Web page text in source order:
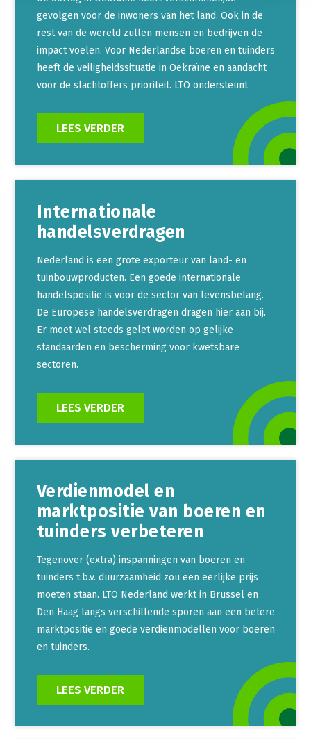
gevolgen voor de inwoners van het land. Ook in de
rest van de wereld zullen mensen en bedrijven de
impact voelen. Voor Nederlandse boeren en tuinders
heeft de veiligheidssituatie in Oekraïne en aandacht
voor de slachtoffers prioriteit. LTO ondersteunt
LEES VERDER
Internationale
handelsverdragen
Nederland is een grote exporteur van land- en
tuinbouwproducten. Een goede internationale
handelspositie is voor de sector van levensbelang.
De Europese handelsverdragen dragen hier aan bij.
Er moet wel steeds gelet worden op gelijke
standaarden en bescherming voor kwetsbare
sectoren.
LEES VERDER
Verdienmodel en
marktpositie van boeren en
tuinders verbeteren
Tegenover (extra) inspanningen van boeren en
tuinders t.b.v. duurzaamheid zou een eerlijke prijs
moeten staan. LTO Nederland werkt in Brussel en
Den Haag langs verschillende sporen aan een betere
marktpositie en goede verdienmodellen voor boeren
en tuinders.
LEES VERDER